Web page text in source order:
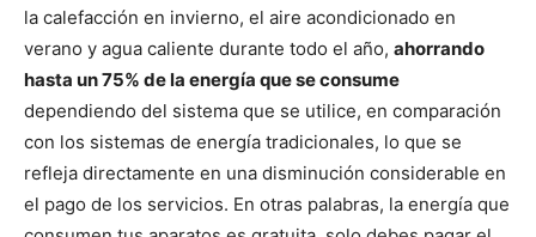
la calefacción en invierno, el aire acondicionado en
verano y agua caliente durante todo el año, ahorrando
hasta un 75% de la energía que se consume
dependiendo del sistema que se utilice, en comparación
con los sistemas de energía tradicionales, lo que se
refleja directamente en una disminución considerable en
el pago de los servicios. En otras palabras, la energía que